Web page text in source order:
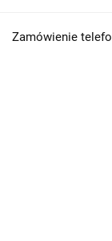
Zamówienie